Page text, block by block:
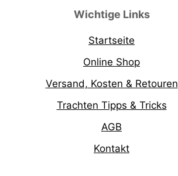
Wichtige Links
Startseite
Online Shop
Versand, Kosten & Retouren
Trachten Tipps & Tricks
AGB
Kontakt